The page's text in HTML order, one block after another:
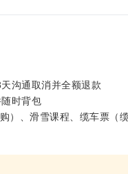
沟通取消并全额退款
时背包
）、滑雪课程、缆车票（